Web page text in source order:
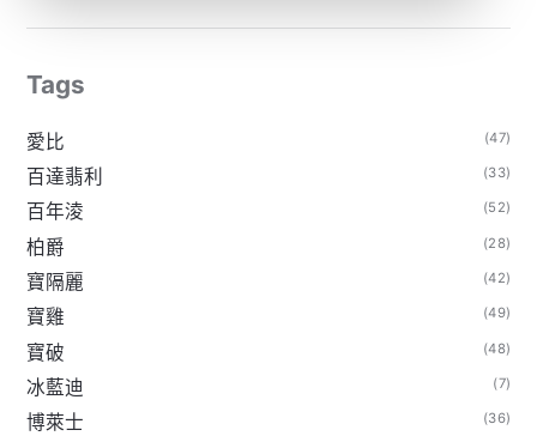
Tags
愛比 (47)
百達翡利 (33)
百年淩 (52)
柏爵 (28)
寶隔麗 (42)
寶雞 (49)
寶破 (48)
冰藍迪 (7)
博萊士 (36)